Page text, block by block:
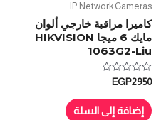
IP Network Cameras
كاميرا مراقبة خارجي ألوان
مايك 6 ميجا HIKVISION
1063G2-Liu
تم
من
5
EGP2950
إضافة إلى السلة